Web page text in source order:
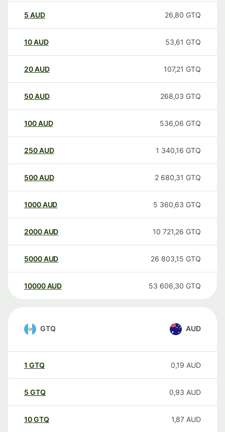
5 AUD 26,80 GTQ
10AUD 53,61 GTQ
20AUD 107,21 GTQ
50AUD 268,03 GTQ
100AUD 536,06 GTQ
250AUD 1 340,16 GTQ
500AUD 2 680,31 GTQ
1000AUD 5 360,63 GTQ
2000AUD 10 721,26 GTQ
5000AUD 26 803,15 GTQ
10000 AUD 53 606,30 GTQ
GTQ AUD
1 GTQ 0,19 AUD
5 GTQ 0,93 AUD
10GTQ 1,87 AUD